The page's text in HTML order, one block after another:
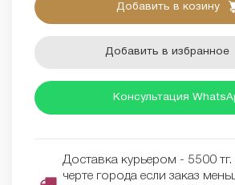
Добавить в козину
Добавить в избранное
Консультация
Доставка курьером - 5500
черте города если заказ